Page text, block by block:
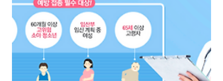
관람 사전등록 예약 신청 방법구분 일반중고생단체 (20인이상)입장료..